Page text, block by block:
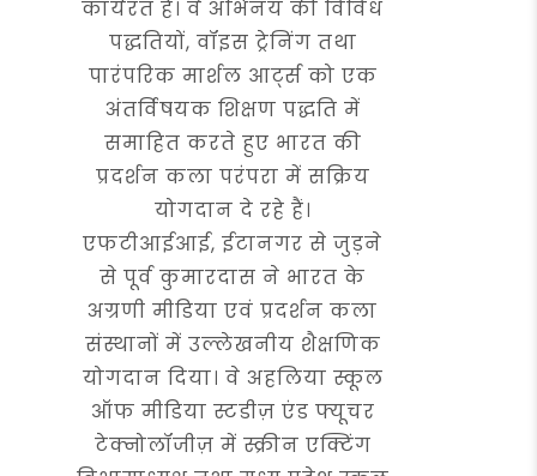
कार्यरत हैं। वे अभिनय की विविध
पद्धतियों, वॉइस ट्रेनिंग तथा
पारंपरिक मार्शल आर्ट्स को एक
अंतर्विषयक शिक्षण पद्धति में
समाहित करते हुए भारत की
प्रदर्शन कला परंपरा में सक्रिय
योगदान दे रहे हैं।
एफटीआईआई, ईटानगर से जुड़ने
से पूर्व कुमारदास ने भारत के
अग्रणी मीडिया एवं प्रदर्शन कला
संस्थानों में उल्लेखनीय शैक्षणिक
योगदान दिया। वे अहलिया स्कूल
ऑफ मीडिया स्टडीज़ एंड फ्यूचर
टेक्नोलॉजीज़ में स्क्रीन एक्टिंग